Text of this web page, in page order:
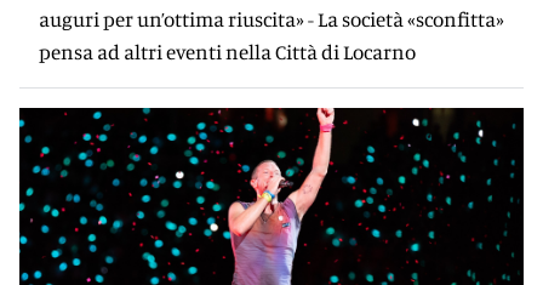
auguri per un’ottima riuscita» - La società «sconfitta»
pensa ad altri eventi nella Città di Locarno